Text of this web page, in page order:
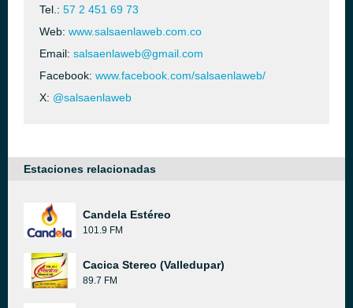
Tel.: 57 2 451 69 73
Web: www.salsaenlaweb.com.co
Email: salsaenlaweb@gmail.com
Facebook: www.facebook.com/salsaenlaweb/
X: @salsaenlaweb
Estaciones relacionadas
Candela Estéreo
101.9 FM
Cacica Stereo (Valledupar)
89.7 FM